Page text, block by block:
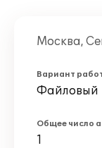
Москва,
Вариант
Файловый
Общее число
1